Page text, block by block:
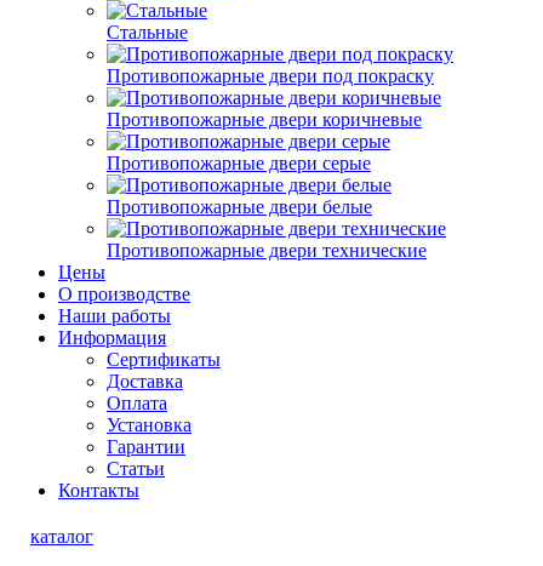
Стальные
Противопожарные двери под покраску
Противопожарные двери коричневые
Противопожарные двери серые
Противопожарные двери белые
Противопожарные двери технические
Цены
О производстве
Наши работы
Информация
Сертификаты
Доставка
Оплата
Установка
Гарантии
Статьи
Контакты
каталог